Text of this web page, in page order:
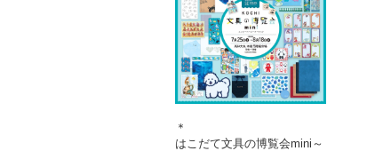
＊
はこだて文具の博覧会mini～